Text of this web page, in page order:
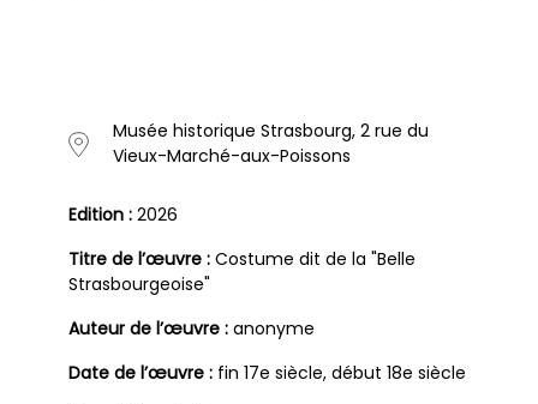
Musée historique Strasbourg, 2 rue du
Vieux-Marché-aux-Poissons
Edition : 2026
Titre de l’œuvre : Costume dit de la "Belle
Strasbourgeoise"
Auteur de l’œuvre : anonyme
Date de l’œuvre : fin 17e siècle, début 18e siècle